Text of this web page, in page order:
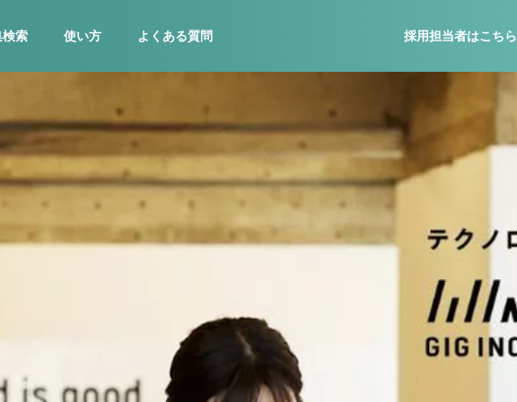
検索 使い方 よくある質問 採用担当者はこちら